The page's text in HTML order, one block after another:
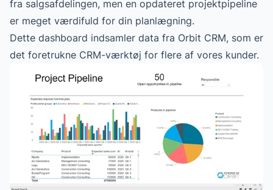
fra salgsafdelingen, men en opdateret projektpipeline
er meget værdifuld for din planlægning.
Dette dashboard indsamler data fra Orbit CRM, som er
det foretrukne CRM-værktøj for flere af vores kunder.